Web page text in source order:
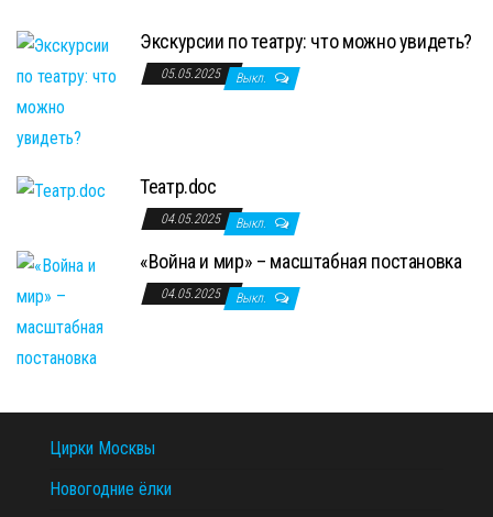
Экскурсии по театру: что можно увидеть?
05.05.2025 Выкл.
Театр.doc
04.05.2025 Выкл.
«Война и мир» – масштабная постановка
04.05.2025 Выкл.
Цирки Москвы
Новогодние ёлки